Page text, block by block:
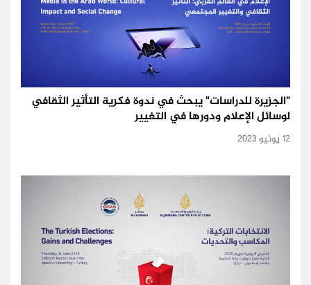
"الجزيرة للدراسات" يبحث في ندوة فكرية التأثير الثقافي
لوسائل الإعلام ودورها في التغيير
12 يونيو 2023